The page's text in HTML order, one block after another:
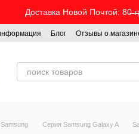
Доставка Новой Почтой: 80̶
Блог Отзывы о
Серия Samsung Galaxy A